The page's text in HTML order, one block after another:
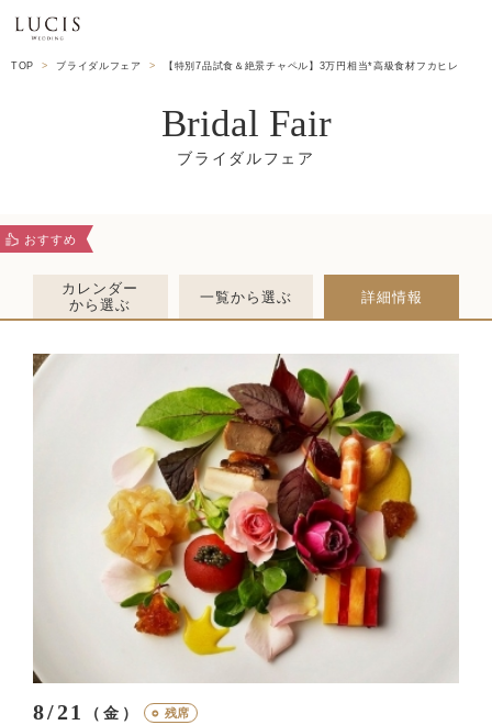
TOP ブライダルフェア 【特別7品試食＆絶景チャペル】3万円相当*高級食材フカヒレ
Bridal Fair
カレンダー
から選ぶ
一覧から選ぶ 詳細情報
おすすめ
8/21 （金） ○ 残席